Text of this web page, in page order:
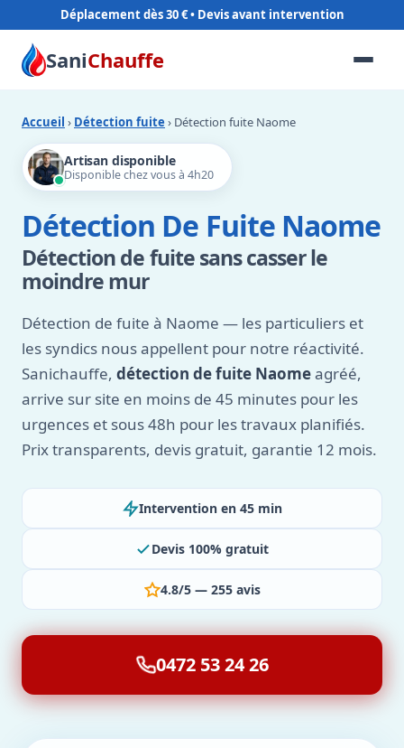
Déplacement dès 30 €
SaniChauffe
Accueil › Détection fuite › Détection fuite Naome
Artisan disponible
Disponible chez vous à 4h20
Détection De Fuite Naome
Détection de fuite sans casser le
moindre mur
Détection de fuite à Naome — les particuliers et
les syndics nous appellent pour notre réactivité.
Sanichauffe, détection de fuite Naomeagréé,
arrive sur site en moins de 45 minutes pour les
urgences et sous 48h pour les travaux planifiés.
Prix transparents, devis gratuit, garantie 12 mois.
Intervention en 45 min
Devis 100% gratuit
4.8/5 — 255 avis
0472 53 24 26